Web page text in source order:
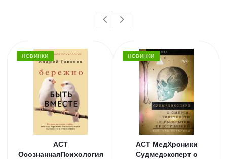
НОВИНКИ
АСТ
ОсознаннаяПсихология
НОВИНКИ
АСТ МедХроники
Судмедэксперт о